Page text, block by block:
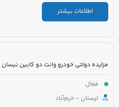
اطلاعات بیشتر
مزایده دولتی خودرو وانت دو کابین نیسان
فعال
لرستان - خرم‌آباد